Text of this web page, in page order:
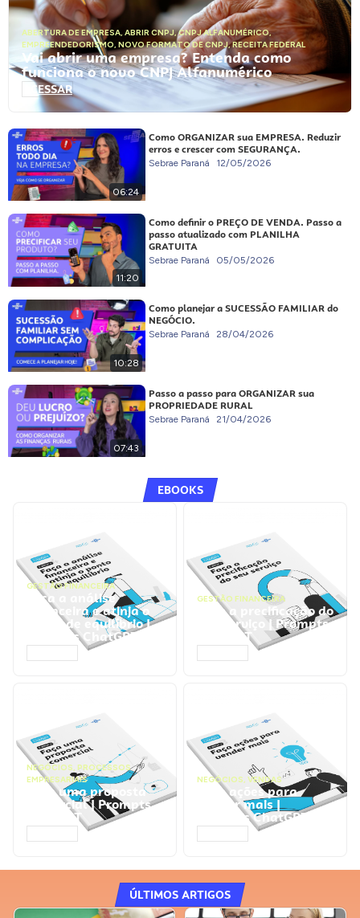
ABERTURA DE EMPRESA, ABRIR CNPJ,CNPJ ALFANUMÉRICO,
EMPREENDEDORISMO, NOVO FORMATO DE CNPJ,RECEITA FEDERAL
Vai abrir uma empresa? Entenda como
funciona o novo CNPJ Alfanumérico
ACESSAR
06:24
Como ORGANIZAR sua EMPRESA. Reduzir
erros e crescer com SEGURANÇA.
Sebrae Paraná 12/05/2026
11:20
Como definir o PREÇO DE VENDA. Passo a
passo atualizado com PLANILHA
GRATUITA
Sebrae Paraná 05/05/2026
10:28
Como planejar a SUCESSÃO FAMILIAR do
NEGÓCIO.
Sebrae Paraná 28/04/2026
07:43
Passo a passo para ORGANIZAR sua
PROPRIEDADE RURAL
Sebrae Paraná 21/04/2026
EBOOKS
GESTÃO FINANCEIRA
Faça a análise
financeira e atinja o
ponto de equilíbrio |
Prompts ChatGPT
GESTÃO FINANCEIRA
Faça a precificação do
seu serviço | Prompts
ChatGPT
NEGÓCIOS, PROCESSOS
EMPRESARIAIS
Faça uma proposta
comercial | Prompts
ChatGPT
NEGÓCIOS, VENDAS
Faça ações para
vender mais |
Prompts ChatGPT
ÚLTIMOS ARTIGOS